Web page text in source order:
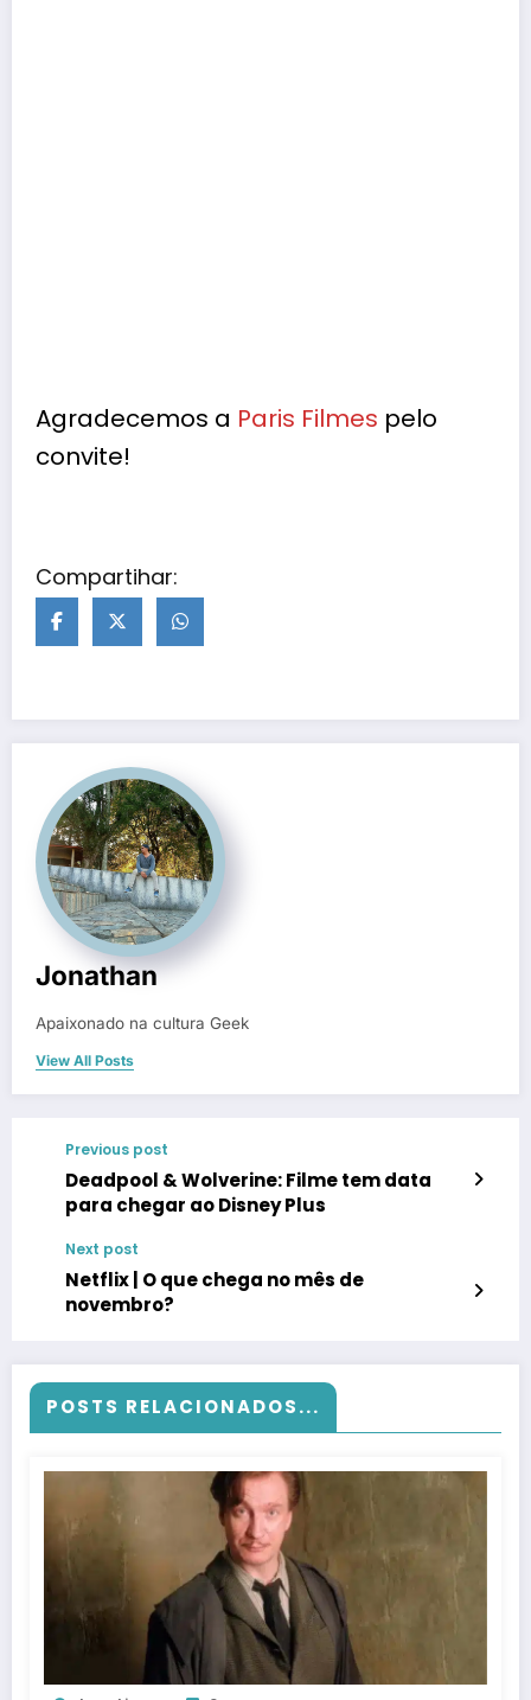
Agradecemos a Paris Filmes pelo
convite!
Compartihar:
Jonathan
Apaixonado na cultura Geek
View All Posts
Previous post
Deadpool & Wolverine: Filme tem data
para chegar ao Disney Plus
Next post
Netflix | O que chega no mês de
novembro?
POSTS RELACIONADOS...